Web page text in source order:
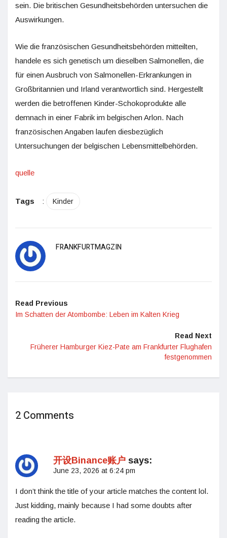
sein. Die britischen Gesundheitsbehörden untersuchen die
Auswirkungen.
Wie die französischen Gesundheitsbehörden mitteilten,
handele es sich genetisch um dieselben Salmonellen, die
für einen Ausbruch von Salmonellen-Erkrankungen in
Großbritannien und Irland verantwortlich sind. Hergestellt
werden die betroffenen Kinder-Schokoprodukte alle
demnach in einer Fabrik im belgischen Arlon. Nach
französischen Angaben laufen diesbezüglich
Untersuchungen der belgischen Lebensmittelbehörden.
quelle
Tags : Kinder
FRANKFURTMAGZIN
Read Previous
Im Schatten der Atombombe: Leben im Kalten Krieg
Read Next
Früherer Hamburger Kiez-Pate am Frankfurter Flughafen
festgenommen
2 Comments
开设Binance账户 says:
June 23, 2026 at 6:24 pm
I don’t think the title of your article matches the content lol.
Just kidding, mainly because I had some doubts after
reading the article.